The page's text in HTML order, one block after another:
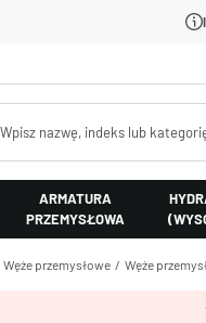
ARMATURA
PRZEMYSŁOWA
Węże przemysłowe Węże